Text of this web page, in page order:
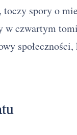
toczy spory o
w czwartym